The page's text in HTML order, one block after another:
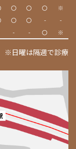
〇 〇 〇
※
〇 〇 -
-
- - 〇 ※
日曜は隔週で診療